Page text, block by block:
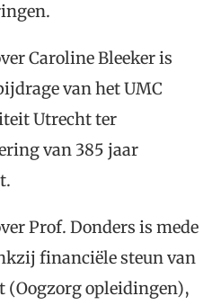
Caroline Bleeker is
van het UMC
Utrecht ter
van 385 jaar
Prof. Donders is mede
financiële steun van
(Oogzorg opleidingen),